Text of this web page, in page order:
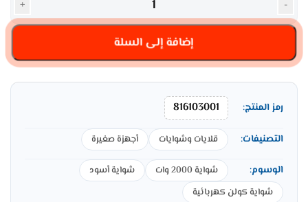
-
+
إضافة إلى السلة
رمز المنتج: 816103001
التصنيفات: قلايات وشوايات أجهزة صغيرة
الوسوم: شواية 2000 وات
شواية أسود
شواية كولن كهربائية